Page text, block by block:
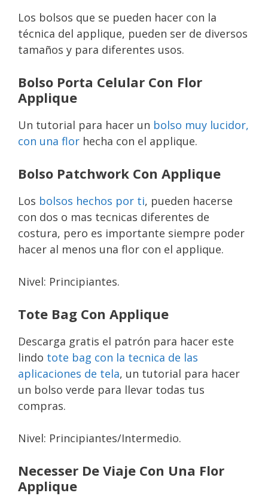
Los bolsos que se pueden hacer con la
técnica del applique, pueden ser de diversos
tamaños y para diferentes usos.
Bolso Porta Celular Con Flor
Applique
Un tutorial para hacer un bolso muy lucidor,
con una flor hecha con el applique.
Bolso Patchwork Con Applique
Los bolsos hechos por ti, pueden hacerse
con dos o mas tecnicas diferentes de
costura, pero es importante siempre poder
hacer al menos una flor con el applique.
Nivel: Principiantes.
Tote Bag Con Applique
Descarga gratis el patrón para hacer este
lindo tote bag con la tecnica de las
aplicaciones de tela, un tutorial para hacer
un bolso verde para llevar todas tus
compras.
Nivel: Principiantes/Intermedio.
Necesser De Viaje Con Una Flor
Applique